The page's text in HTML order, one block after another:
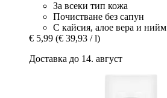
За всеки тип кожа
Почистване без сапун
С кайсия, алое вера и нийм
€ 5,99 (€ 39,93 / l)
Доставка до 14. август